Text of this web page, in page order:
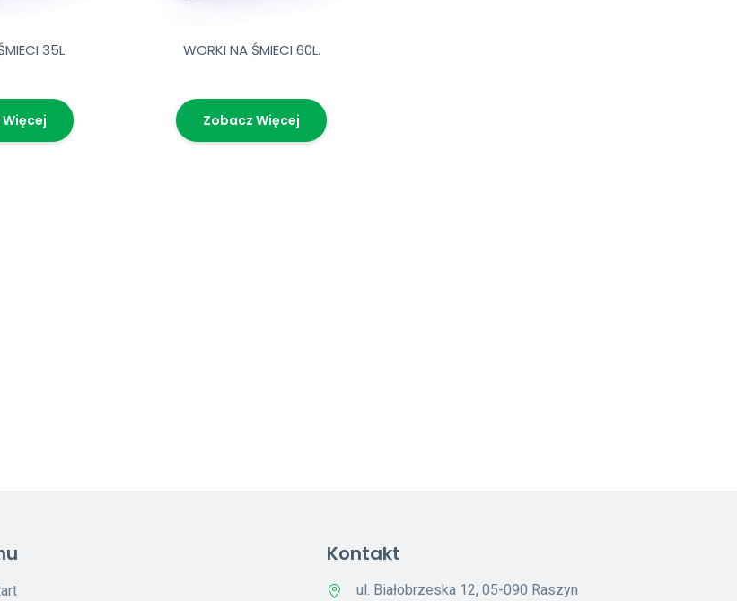
35L. WORKI NA ŚMIECI 60L.
Zobacz Więcej
Kontakt
ul. Białobrzeska 12, 05-090 Raszyn